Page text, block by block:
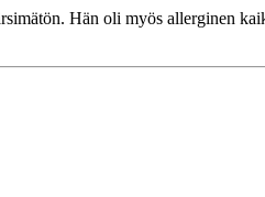
Hän oli myös allerginen